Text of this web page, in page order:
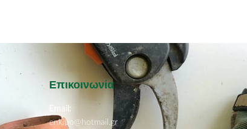
Επικοινωνία
Email:
enkipo@hotmail.gr